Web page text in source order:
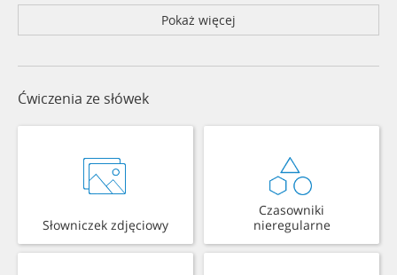
Pokaż więcej
Ćwiczenia ze słówek
Słowniczek zdjęciowy
Czasowniki
nieregularne